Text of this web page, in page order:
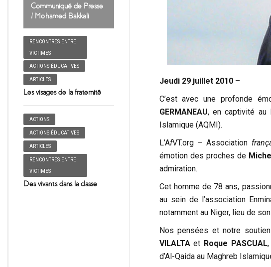
Communiqué de Presse
/ Mohamed Bakkali
RENCONTRES ENTRE
VICTIMES
ACTIONS ÉDUCATIVES
ARTICLES
Les visages de la fraternité
ACTIONS
ACTIONS ÉDUCATIVES
ARTICLES
RENCONTRES ENTRE
VICTIMES
Des vivants dans la classe
Jeudi 29 juillet 2010 –
C’est avec une profonde
GERMANEAU, en captivité au
Islamique (AQMI).
L’AfVT.org – Association
émotion des proches de
admiration.
Cet homme de 78 ans,
au sein de l’association
notamment au Niger, lieu de
Nos pensées et notre
VILALTAet Roque PASCUAL
d’Al-Qaida au Maghreb